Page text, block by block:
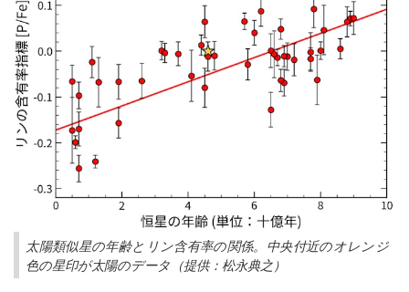
太陽類似星の年齢とリン含有率の関係。中央付近のオレンジ
色の星印が太陽のデータ（提供：松永典之）